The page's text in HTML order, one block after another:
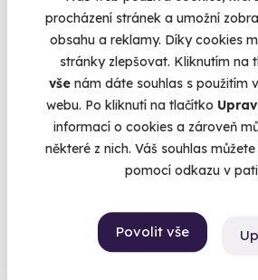
procházení stránek a umožní
obsahu a reklamy. Díky cookies
stránky zlepšovat. Kliknutím na
vše nám dáte souhlas s použitím
webu. Po kliknutí na tlačítko
informací o cookies a zároveň
některé z nich. Váš souhlas
pomocí odkazu v
Povolit vše
Pivní lázně pro dva s večeří
Wichterle
Zlatavý mok teče v zámeckém podzemí
Slavičín (okres Zlín) (Zlín)